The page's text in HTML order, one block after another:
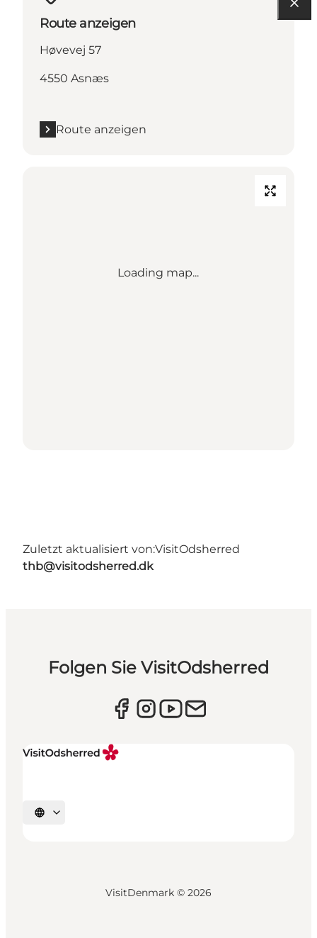
Route anzeigen
Høvevej 57
4550 Asnæs
Route anzeigen
Loading map...
Zuletzt aktualisiert von:VisitOdsherred
thb@visitodsherred.dk
Folgen Sie VisitOdsherred
Sprache auswählen
VisitDenmark © 2026